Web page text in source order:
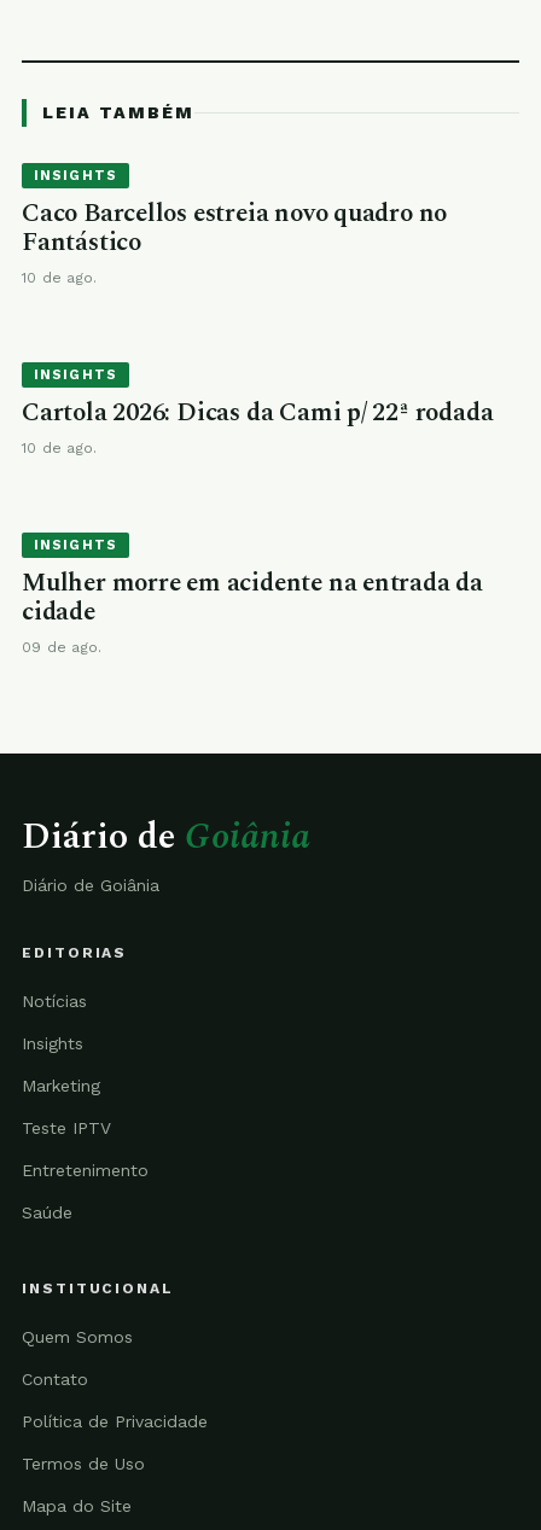
LEIA TAMBÉM
INSIGHTS
Caco Barcellos estreia novo quadro no
Fantástico
10 de ago.
INSIGHTS
Cartola 2026: Dicas da Cami p/ 22ª rodada
10 de ago.
INSIGHTS
Mulher morre em acidente na entrada da
cidade
09 de ago.
Diário de Goiânia
Diário de Goiânia
EDITORIAS
Notícias
Insights
Marketing
Teste IPTV
Entretenimento
Saúde
INSTITUCIONAL
Quem Somos
Contato
Política de Privacidade
Termos de Uso
Mapa do Site